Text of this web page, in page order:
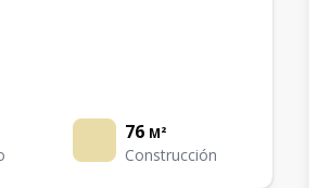
76 M²
Construcción